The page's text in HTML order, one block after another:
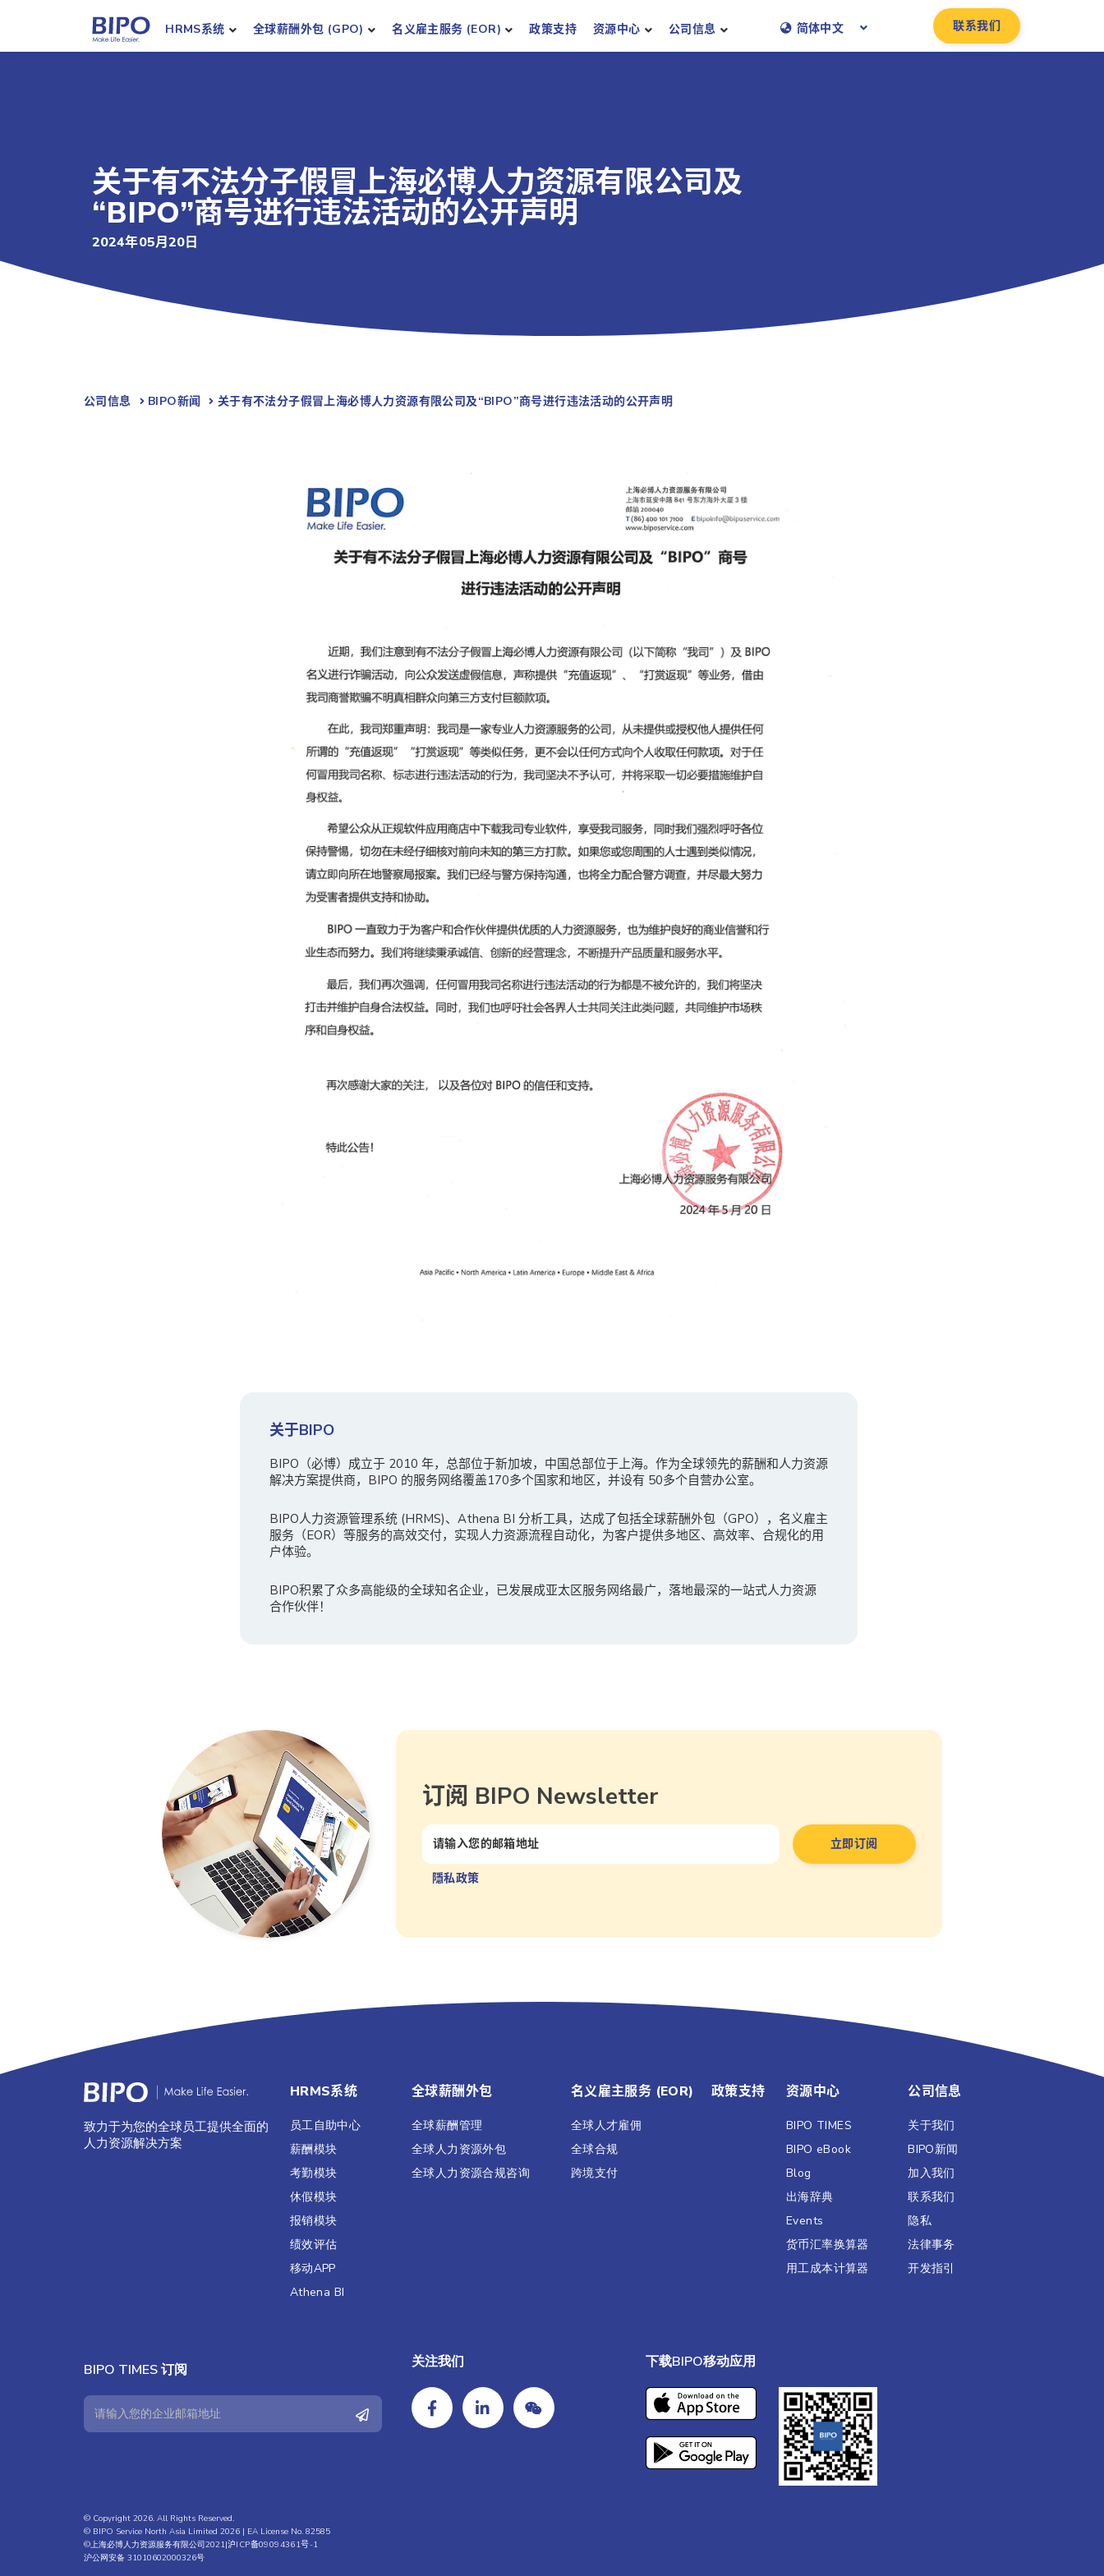
HRMS系统 全球薪酬外包 (GPO) 名义雇主服务 (EOR) 政策支持 资源中心 公司信息 简体中文 联系我们
关于有不法分子假冒上海必博人力资源有限公司及
“BIPO”商号进行违法活动的公开声明
2024年05月20日
公司信息 BIPO新闻​ 关于有不法分子假冒上海必博人力资源有限公司及“BIPO”商号进行违法活动的公开声明
关于BIPO
BIPO（必博）成立于 2010 年，总部位于新加坡，中国总部位于上海。作为全球领先的薪酬和人力资源
解决方案提供商，BIPO 的服务网络覆盖170多个国家和地区，并设有 50多个自营办公室。
BIPO人力资源管理系统 (HRMS)、Athena BI 分析工具，达成了包括全球薪酬外包（GPO），名义雇主
服务（EOR）等服务的高效交付，实现人力资源流程自动化，为客户提供多地区、高效率、合规化的用
户体验。
BIPO积累了众多高能级的全球知名企业，已发展成亚太区服务网络最广，落地最深的一站式人力资源
合作伙伴！
订阅 BIPO Newsletter
隱私政策
致力于为您的全球员工提供全面的
人力资源解决方案
HRMS系统
员工自助中心
薪酬模块
考勤模块
休假模块
报销模块
绩效评估​
移动APP
Athena BI
全球薪酬外包
全球薪酬管理
全球人力资源外包
全球人力资源合规咨询
名义雇主服务 (EOR)
全球人才雇佣
全球合规
跨境支付
政策支持 资源中心
BIPO TIMES
BIPO eBook
Blog
出海辞典
Events
货币汇率换算器
用工成本计算器
公司信息
关于我们
BIPO新闻​
加入我们
联系我们
隐私
法律事务
开发指引
BIPO TIMES 订阅 关注我们 下载BIPO移动应用
© Copyright 2026. All Rights Reserved.
© BIPO Service North Asia Limited 2026 | EA License No. 82585
©上海必博人力资源服务有限公司2021|沪ICP备09094361号-1
沪公网安备 31010602000326号